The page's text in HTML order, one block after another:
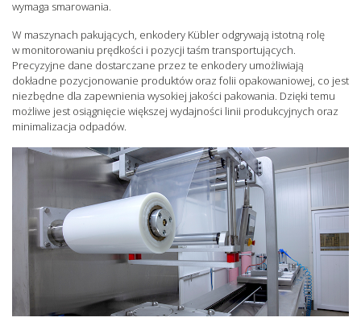
wymaga smarowania.
W maszynach pakujących, enkodery Kübler odgrywają istotną rolę
w monitorowaniu prędkości i pozycji taśm transportujących.
Precyzyjne dane dostarczane przez te enkodery umożliwiają
dokładne pozycjonowanie produktów oraz folii opakowaniowej, co jest
niezbędne dla zapewnienia wysokiej jakości pakowania. Dzięki temu
możliwe jest osiągnięcie większej wydajności linii produkcyjnych oraz
minimalizacja odpadów.